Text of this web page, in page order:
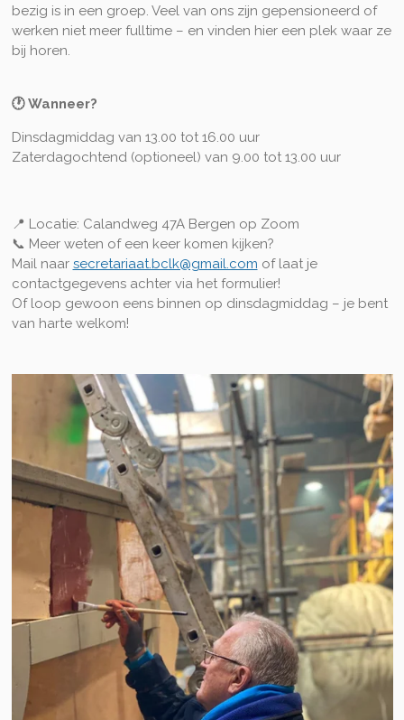
bezig is in een groep. Veel van ons zijn gepensioneerd of
werken niet meer fulltime – en vinden hier een plek waar ze
bij horen.
🕐 Wanneer?
Dinsdagmiddag van 13.00 tot 16.00 uur
Zaterdagochtend (optioneel) van 9.00 tot 13.00 uur
📍 Locatie: Calandweg 47A Bergen op Zoom
📞 Meer weten of een keer komen kijken?
Mail naar secretariaat.bclk@gmail.com of laat je
contactgegevens achter via het formulier!
Of loop gewoon eens binnen op dinsdagmiddag – je bent
van harte welkom!